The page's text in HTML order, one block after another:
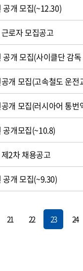
공개 모집(~12.30)
로자 모집공고
개 모집(사이클단 감
개 모집(고속철도 운전
개 모집(러시아어 통번
공개모집(~10.8)
2차 채용공고
공개 모집(~9.30)
21 22 23 24